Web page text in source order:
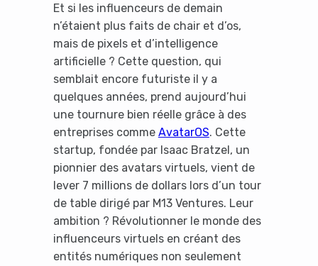
Et si les influenceurs de demain
n’étaient plus faits de chair et d’os,
mais de pixels et d’intelligence
artificielle ? Cette question, qui
semblait encore futuriste il y a
quelques années, prend aujourd’hui
une tournure bien réelle grâce à des
entreprises comme AvatarOS. Cette
startup, fondée par Isaac Bratzel, un
pionnier des avatars virtuels, vient de
lever 7 millions de dollars lors d’un tour
de table dirigé par M13 Ventures. Leur
ambition ? Révolutionner le monde des
influenceurs virtuels en créant des
entités numériques non seulement